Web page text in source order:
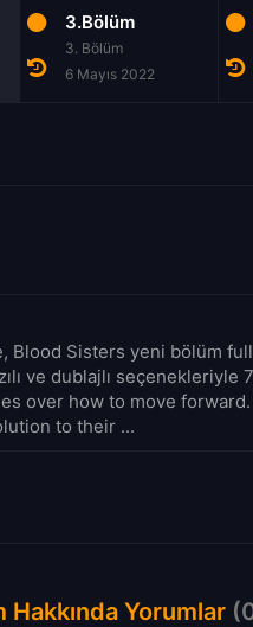
3.Bölüm
3. Bölüm
6 Mayıs 2022
Blood Sisters yeni bölüm
ve dublajlı seçenekleriyle
over how to move
to their ...
Yorumlar